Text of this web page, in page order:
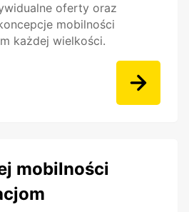
oferty oraz
mobilności
każdej wielkości.
mobilności